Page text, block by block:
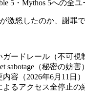
5・Mythos 5への全
激怒したのか、謝罪
ガードレール（不可
sabotage（秘密の妨
容（2026年6月11日）
るアクセス全停止の